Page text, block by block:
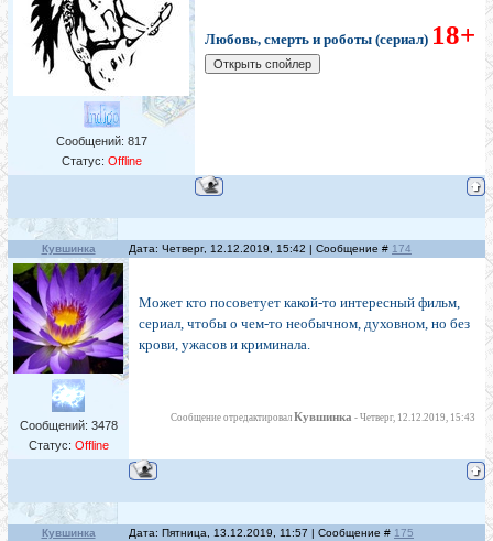
Сообщений: 817
Статус: Offline
Любовь, смерть и роботы (сериал) 18+
Кувшинка Дата: Четверг, 12.12.2019, 15:42 | Сообщение # 174
Сообщений: 3478
Статус: Offline
Может кто посоветует какой-то интересный фильм,
сериал, чтобы о чем-то необычном, духовном, но без
крови, ужасов и криминала.
Сообщение отредактировал Кувшинка - Четверг, 12.12.2019, 15:43
Кувшинка Дата: Пятница, 13.12.2019, 11:57 | Сообщение # 175